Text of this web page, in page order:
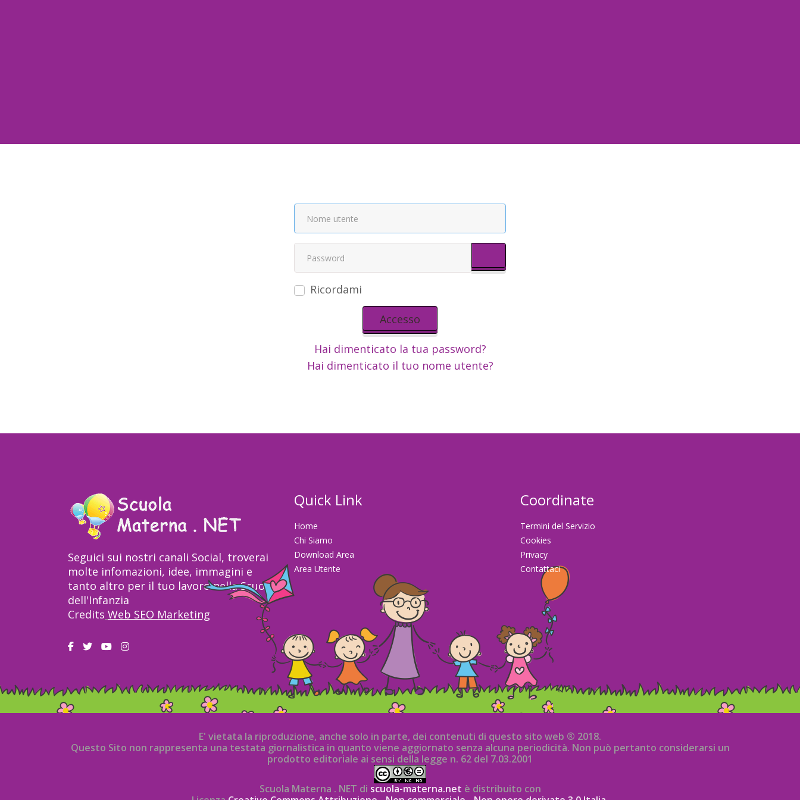
Mostra password
Ricordami
Accesso
Hai dimenticato la tua password?
Hai dimenticato il tuo nome utente?
Seguici sui nostri canali Social, troverai
molte infomazioni, idee, immagini e
tanto altro per il tuo lavoro nella Scuola
dell'Infanzia
Credits Web SEO Marketing
Quick Link
Home
Chi Siamo
Download Area
Area Utente
Coordinate
Termini del Servizio
Cookies
Privacy
Contattaci
E' vietata la riproduzione, anche solo in parte, dei contenuti di questo sito web ® 2018.
Questo Sito non rappresenta una testata giornalistica in quanto viene aggiornato senza alcuna periodicità. Non può pertanto considerarsi un
prodotto editoriale ai sensi della legge n. 62 del 7.03.2001
Scuola Materna . NET di scuola-materna.net è distribuito con